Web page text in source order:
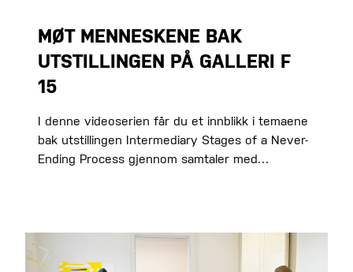
MØT MENNESKENE BAK
UTSTILLINGEN PÅ GALLERI F
15
I denne videoserien får du et innblikk i temaene
bak utstillingen Intermediary Stages of a Never-
Ending Process gjennom samtaler med…